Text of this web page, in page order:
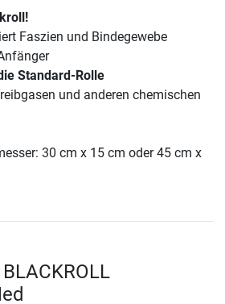
Faszien und Bindegewebe
Standard-Rolle
und anderen chemischen
30 cm x 15 cm oder 45 cm x